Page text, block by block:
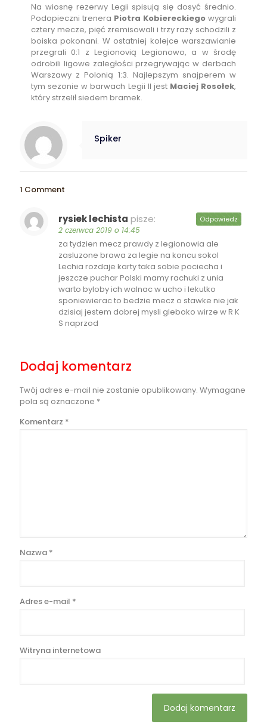
Na wiosnę rezerwy Legii spisują się dosyć średnio.
Podopieczni trenera Piotra Kobiereckiegowygrali
cztery mecze, pięć zremisowali i trzy razy schodzili z
boiska pokonani. W ostatniej kolejce warszawianie
przegrali 0:1 z Legionovią Legionowo, a w środę
odrobili ligowe zaległości przegrywając w derbach
Warszawy z Polonią 1:3. Najlepszym snajperem w
tym sezonie w barwach Legii II jest Maciej Rosołek,
który strzelił siedem bramek.
Spiker
1 Comment
rysiek lechista pisze:
2 czerwca 2019 o 14:45
za tydzien mecz prawdy z legionowia ale
zasluzone brawa za legie na koncu sokol
Lechia rozdaje karty taka sobie pociecha i
jeszcze puchar Polski mamy rachuki z unia
warto byloby ich walnac w ucho i lekutko
sponiewierac to bedzie mecz o stawke nie jak
dzisiaj jestem dobrej mysli gleboko wirze w R K
S naprzod
Odpowiedz
Dodaj komentarz
Twój adres e-mail nie zostanie opublikowany. Wymagane
pola są oznaczone *
Komentarz *
Nazwa *
Adres e-mail *
Witryna internetowa